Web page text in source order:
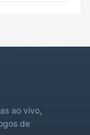
ao vivo,
de